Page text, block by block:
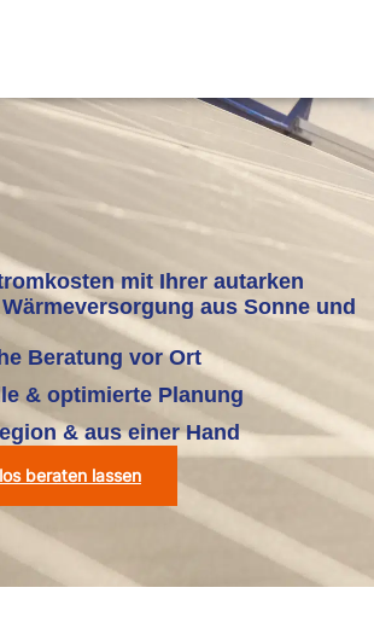
mit Ihrer autarken
aus Sonne und
Beratung vor Ort
& optimierte Planung
& aus einer Hand
beraten lassen